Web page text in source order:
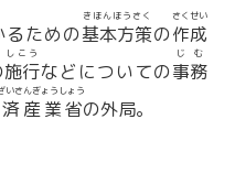
るための基本方策
きほんほうさく
の作成
さくせい
施行
しこう
などについての事務
じむ
産業省
いさんぎょうしょう
の外局。